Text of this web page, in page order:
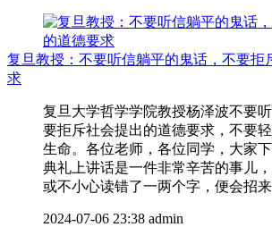
复旦教授：不要听信躺平的鬼话，不要拒
求
复旦大学哲学学院教授杨泽波不要
要拒斥社会提出的道德要求，不要
生命。各位老师，各位同学，大家
典礼上讲话是一件非常辛苦的事儿
或不小心读错了一两个字，便会招
2024-07-06 23:38 admin